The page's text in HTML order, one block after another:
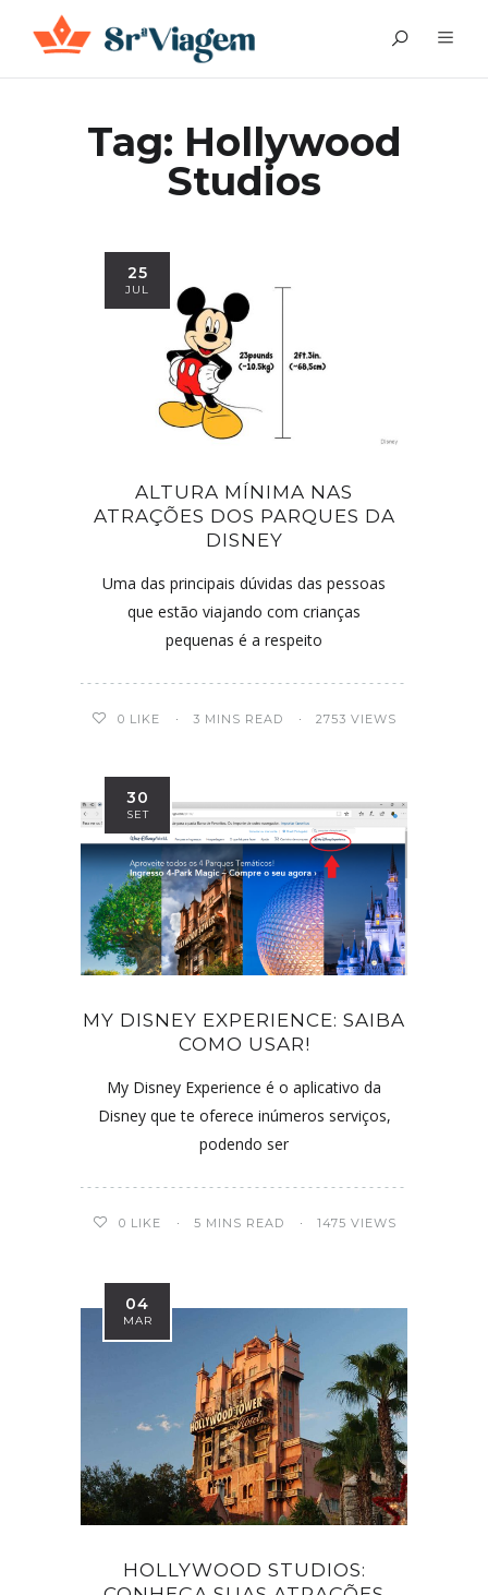
Tag: Hollywood
Studios
25
JUL
ALTURA MÍNIMA NAS
ATRAÇÕES DOS PARQUES DA
DISNEY
Uma das principais dúvidas das pessoas
que estão viajando com crianças
pequenas é a respeito
0 LIKE 3 MINS READ 2753 VIEWS
30
SET
MY DISNEY EXPERIENCE: SAIBA
COMO USAR!
My Disney Experience é o aplicativo da
Disney que te oferece inúmeros serviços,
podendo ser
0 LIKE 5 MINS READ 1475 VIEWS
04
MAR
HOLLYWOOD STUDIOS: